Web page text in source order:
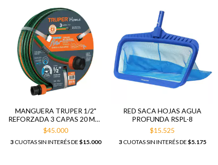
MANGUERA TRUPER 1/2"
REFORZADA 3 CAPAS 20 MTS
16052
$45.000
3CUOTAS SIN INTERÉS DE $15.000
RED SACA HOJAS AGUA
PROFUNDA RSPL-8
$15.525
3CUOTAS SIN INTERÉS DE $5.175